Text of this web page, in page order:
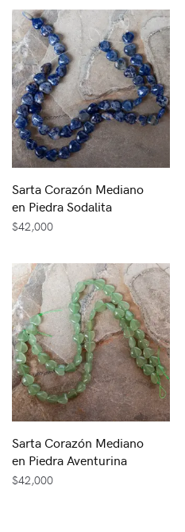
Sarta Corazón Mediano
en Piedra Sodalita
$42,000
Sarta Corazón Mediano
en Piedra Aventurina
$42,000